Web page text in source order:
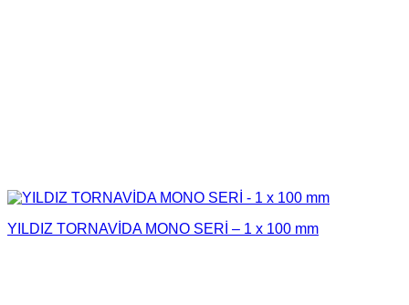
YILDIZ TORNAVİDA MONO SERİ – 1 x 100 mm